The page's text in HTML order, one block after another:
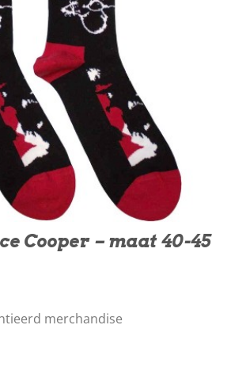
Cooper – maat 40-45
merchandise